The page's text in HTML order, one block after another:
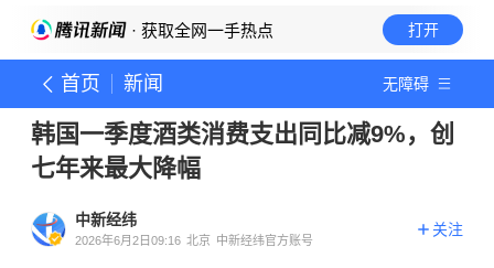
· 获取全网一手热点 打开
首页 新闻 无障碍
韩国一季度酒类消费支出同比减9%，创
七年来最大降幅
中新经纬
2026年6月2日09:16 北京 中新经纬官方账号
关注